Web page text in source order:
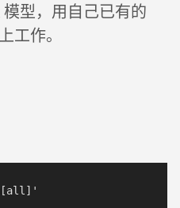
型，用自己已有的
工作。